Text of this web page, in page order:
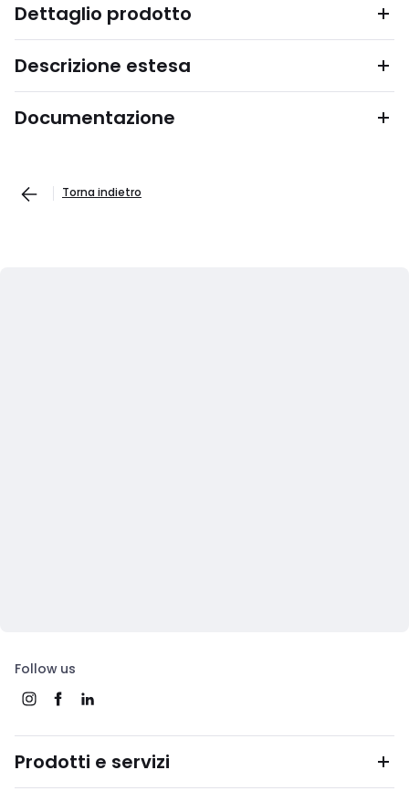
Dettaglio prodotto
Descrizione estesa
Documentazione
Torna indietro
Follow us
Prodotti e servizi